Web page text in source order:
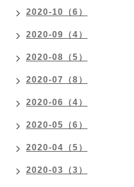
2020-10（6）
2020-09（4）
2020-08（5）
2020-07（8）
2020-06（4）
2020-05（6）
2020-04（5）
2020-03（3）